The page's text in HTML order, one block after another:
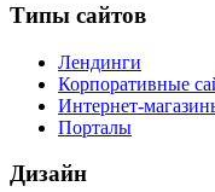
Типы сайтов
Лендинги
Корпоративные
Интернет-
Порталы
Дизайн